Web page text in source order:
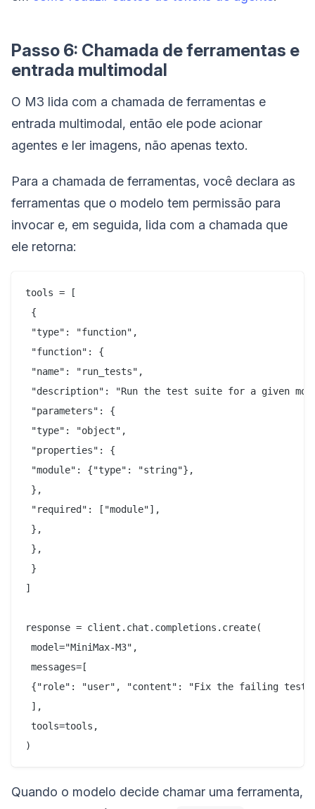
Passo 6: Chamada de ferramentas e
entrada multimodal
O M3 lida com a chamada de ferramentas e
entrada multimodal, então ele pode acionar
agentes e ler imagens, não apenas texto.
Para a chamada de ferramentas, você declara as
ferramentas que o modelo tem permissão para
invocar e, em seguida, lida com a chamada que
ele retorna:
tools = [
{
"type": "function",
"function": {
"name": "run_tests",
"description": "Run the test suite for a given
"parameters": {
"type": "object",
"properties": {
"module": {"type": "string"},
},
"required": ["module"],
},
},
}
]
response = client.chat.completions.create(
model="MiniMax-M3",
messages=[
{"role": "user", "content": "Fix the failing test
],
tools=tools,
Quando o modelo decide chamar uma ferramenta,